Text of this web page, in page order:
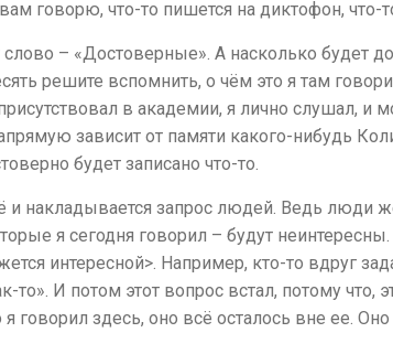
говорю, что-то пишется на диктофон, что-
слово – «Достоверные». А насколько будет
решите вспомнить, о чём это я там
в академии, я лично слушал, и
зависит от памяти какого-нибудь
будет записано что-то.
накладывается запрос людей. Ведь люди
я сегодня говорил – будут
интересной>. Например, кто-то вдруг
то». И потом этот вопрос встал, потому
я говорил здесь, оно всё осталось вне ее.